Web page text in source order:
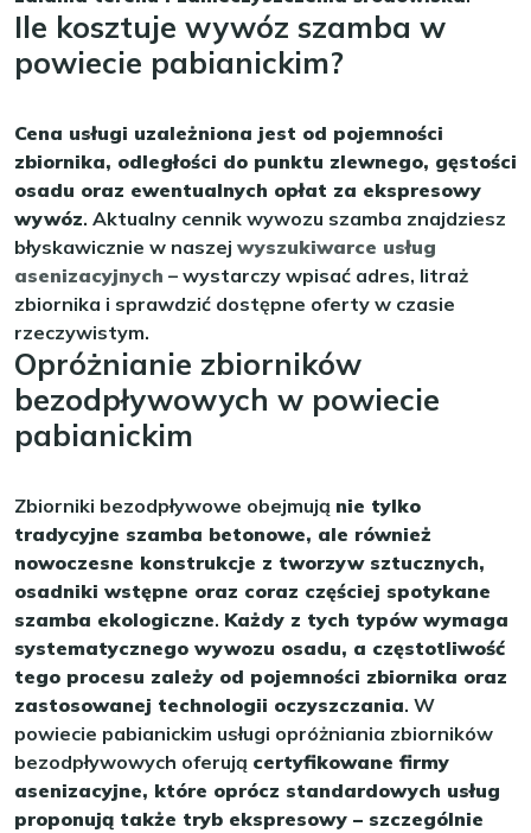
Ile kosztuje wywóz szamba w
powiecie pabianickim?
Cena usługi uzależniona jest od pojemności
zbiornika, odległości do punktu zlewnego, gęstości
osadu oraz ewentualnych opłat za ekspresowy
wywóz. Aktualny cennik wywozu szamba znajdziesz
błyskawicznie w naszej wyszukiwarce usług
asenizacyjnych – wystarczy wpisać adres, litraż
zbiornika i sprawdzić dostępne oferty w czasie
rzeczywistym.
Opróżnianie zbiorników
bezodpływowych w powiecie
pabianickim
Zbiorniki bezodpływowe obejmują nie tylko
tradycyjne szamba betonowe, ale również
nowoczesne konstrukcje z tworzyw sztucznych,
osadniki wstępne oraz coraz częściej spotykane
szamba ekologiczne. Każdy z tych typów wymaga
systematycznego wywozu osadu, a częstotliwość
tego procesu zależy od pojemności zbiornika oraz
zastosowanej technologii oczyszczania. W
powiecie pabianickim usługi opróżniania zbiorników
bezodpływowych oferują certyfikowane firmy
asenizacyjne, które oprócz standardowych usług
proponują także tryb ekspresowy – szczególnie